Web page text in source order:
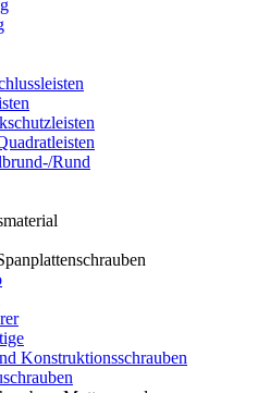
Rund
Konstruktionsschrauben